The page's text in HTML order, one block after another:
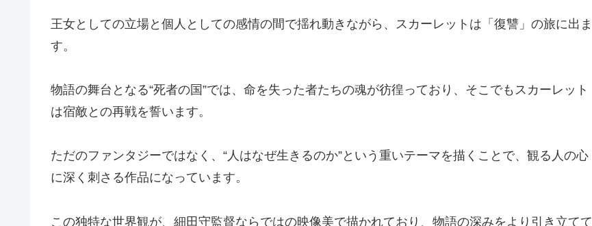
王女としての立場と個人としての感情の間で揺れ動きながら、スカーレットは「復讐」の旅に出ま
す。
物語の舞台となる“死者の国”では、命を失った者たちの魂が彷徨っており、そこでもスカーレット
は宿敵との再戦を誓います。
ただのファンタジーではなく、“人はなぜ生きるのか”という重いテーマを描くことで、観る人の心
に深く刺さる作品になっています。
この独特な世界観が、細田守監督ならではの映像美で描かれており、物語の深みをより引き立てて